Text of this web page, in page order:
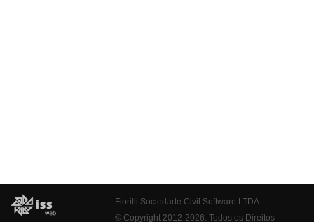
Fiorilli Sociedade Civil Software LTDA
© Copyright 2012-2026. Todos os Direitos